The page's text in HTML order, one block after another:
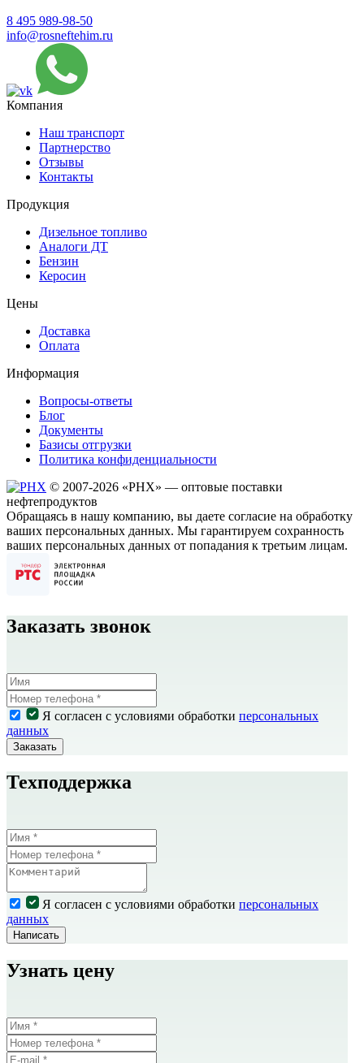
8 495 989-98-50
info@rosneftehim.ru
Компания
Наш транспорт
Партнерство
Отзывы
Контакты
Продукция
Дизельное топливо
Аналоги ДТ
Бензин
Керосин
Цены
Доставка
Оплата
Информация
Вопросы-ответы
Блог
Документы
Базисы отгрузки
Политика конфиденциальности
© 2007-2026 «РHХ» — оптовые поставки
нефтепродуктов
Обращаясь в нашу компанию, вы даете согласие на обработку
ваших персональных данных. Мы гарантируем сохранность
ваших персональных данных от попадания к третьим лицам.
Заказать звонок
Я согласен с условиями обработки персональных
данных
Заказать
Техподдержка
Я согласен с условиями обработки персональных
данных
Написать
Узнать цену